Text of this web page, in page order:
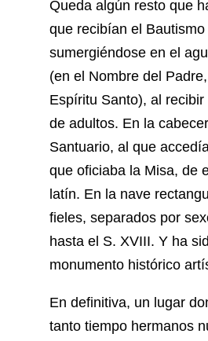
Queda algún resto que
que recibían el
sumergiéndose en el
(en el Nombre del
Espíritu Santo), al
de adultos. En la
Santuario, al que
que oficiaba la Misa, de
latín. En la nave
fieles, separados por
hasta el S. XVIII. Y ha
monumento histórico
En definitiva, un lugar
tanto tiempo hermanos